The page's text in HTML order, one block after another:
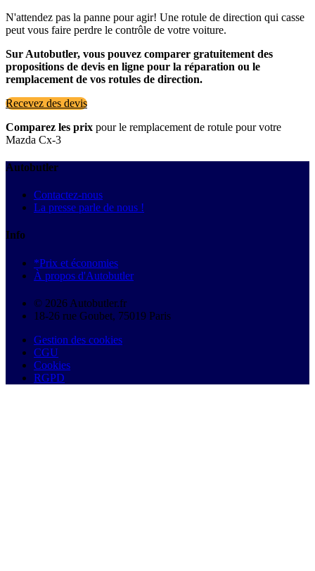
N'attendez pas la panne pour agir! Une rotule de direction qui casse
peut vous faire perdre le contrôle de votre voiture.
Sur Autobutler, vous pouvez comparer gratuitement des
propositions de devis en ligne pour la réparation ou le
remplacement de vos rotules de direction.
Recevez des devis
Comparez les prix pour le remplacement de rotule pour votre
Mazda Cx-3
Autobutler
Contactez-nous
La presse parle de nous !
Info
*Prix et économies
À propos d'Autobutler
© 2026 Autobutler.fr
18-26 rue Goubet, 75019 Paris
Gestion des cookies
CGU
Cookies
RGPD